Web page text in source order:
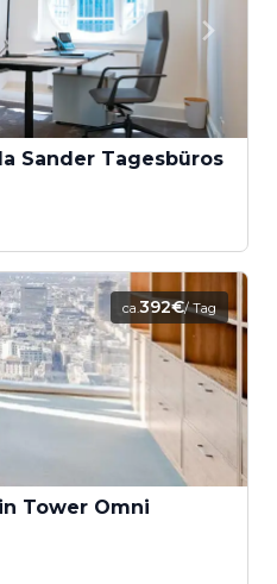
Sander Tagesbüros
ca.392€/ Tag
Tower Omni